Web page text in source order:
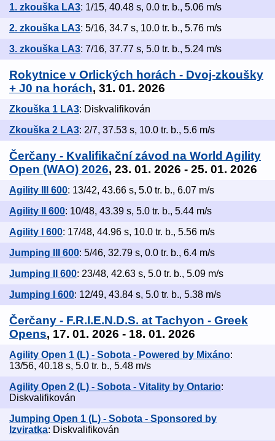
1. zkouška LA3: 1/15, 40.48 s, 0.0 tr. b., 5.06 m/s
2. zkouška LA3: 5/16, 34.7 s, 10.0 tr. b., 5.76 m/s
3. zkouška LA3: 7/16, 37.77 s, 5.0 tr. b., 5.24 m/s
Rokytnice v Orlických horách - Dvoj-zkoušky
+ J0 na horách, 31. 01. 2026
Zkouška 1 LA3: Diskvalifikován
Zkouška 2 LA3: 2/7, 37.53 s, 10.0 tr. b., 5.6 m/s
Čerčany - Kvalifikační závod na World Agility
Open (WAO) 2026, 23. 01. 2026 - 25. 01. 2026
Agility III 600: 13/42, 43.66 s, 5.0 tr. b., 6.07 m/s
Agility II 600: 10/48, 43.39 s, 5.0 tr. b., 5.44 m/s
Agility I 600: 17/48, 44.96 s, 10.0 tr. b., 5.56 m/s
Jumping III 600: 5/46, 32.79 s, 0.0 tr. b., 6.4 m/s
Jumping II 600: 23/48, 42.63 s, 5.0 tr. b., 5.09 m/s
Jumping I 600: 12/49, 43.84 s, 5.0 tr. b., 5.38 m/s
Čerčany - F.R.I.E.N.D.S. at Tachyon - Greek
Opens, 17. 01. 2026 - 18. 01. 2026
Agility Open 1 (L) - Sobota - Powered by Mixáno:
13/56, 40.18 s, 5.0 tr. b., 5.48 m/s
Agility Open 2 (L) - Sobota - Vitality by Ontario:
Diskvalifikován
Jumping Open 1 (L) - Sobota - Sponsored by
Izviratka: Diskvalifikován